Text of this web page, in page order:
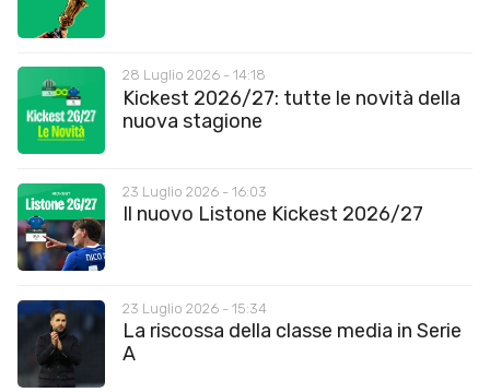
28 Luglio 2026 - 14:18
Kickest 2026/27: tutte le novità della
nuova stagione
23 Luglio 2026 - 16:03
Il nuovo Listone Kickest 2026/27
23 Luglio 2026 - 15:34
La riscossa della classe media in Serie
A